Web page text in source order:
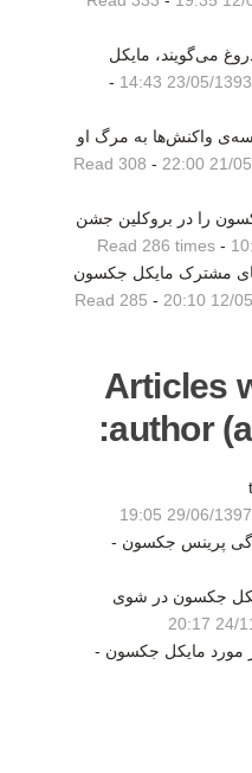
می‌گویند، مایکل
23/05/1393 14:43
-
واکنش‌ها به مرگ او
21/05/
-
Read 308
را در بروکلین جشن
-
Read 286 times
مشترک مایکل جکسون
12/05/
-
Read 285
Articles
author
29/06/1397 19:05
پرینس جکسون -
جکسون در شوی
24/11/
مورد مایکل جکسون -